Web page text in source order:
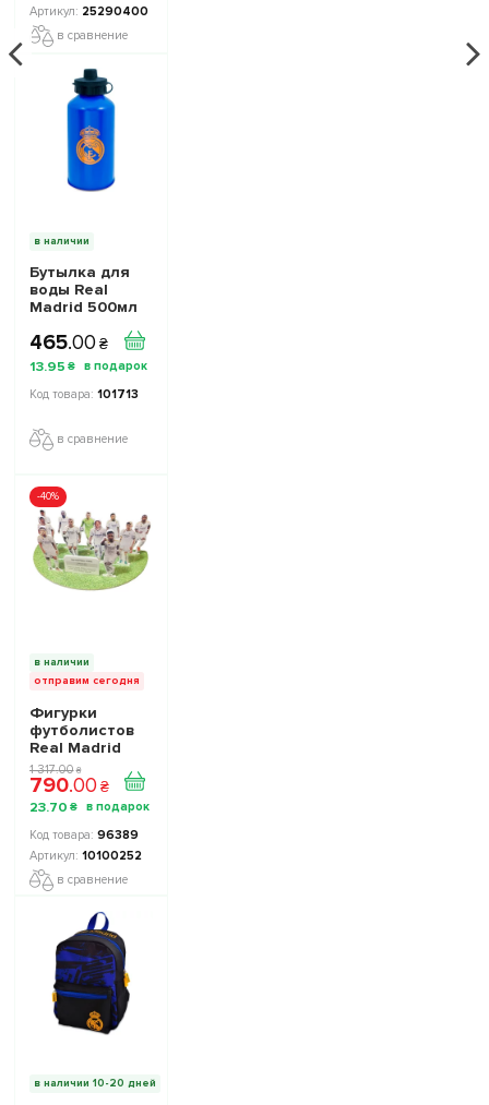
25290400
в сравнение
в наличии
Бутылка для
воды Real
Madrid 500мл
465.00 ₴
13.95 ₴
101713
в сравнение
-40%
в наличии
отправим сегодня
Фигурки
футболистов
Real Madrid
Реал Мадрид
TOP FOOTBALL
STARS
Collection 3
10100252
1 317.00 ₴
790.00 ₴
23.70 ₴
96389
10100252
в сравнение
в наличии 10-20 дней